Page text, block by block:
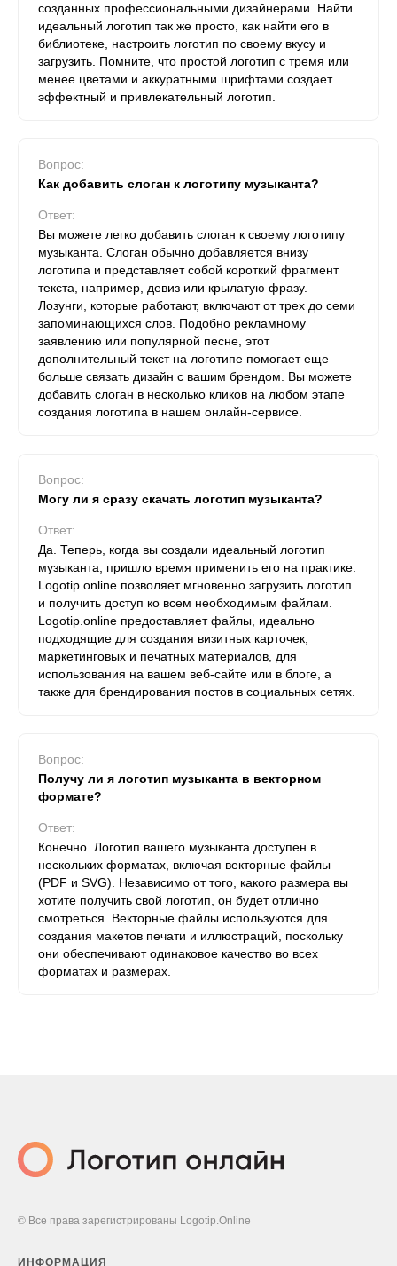
созданных профессиональными дизайнерами. Найти
идеальный логотип так же просто, как найти его в
библиотеке, настроить логотип по своему вкусу и
загрузить. Помните, что простой логотип с тремя или
менее цветами и аккуратными шрифтами создает
эффектный и привлекательный логотип.
Вопрос:
Как добавить слоган к логотипу музыканта?
Ответ:
Вы можете легко добавить слоган к своему логотипу
музыканта. Слоган обычно добавляется внизу
логотипа и представляет собой короткий фрагмент
текста, например, девиз или крылатую фразу.
Лозунги, которые работают, включают от трех до семи
запоминающихся слов. Подобно рекламному
заявлению или популярной песне, этот
дополнительный текст на логотипе помогает еще
больше связать дизайн с вашим брендом. Вы можете
добавить слоган в несколько кликов на любом этапе
создания логотипа в нашем онлайн-сервисе.
Вопрос:
Могу ли я сразу скачать логотип музыканта?
Ответ:
Да. Теперь, когда вы создали идеальный логотип
музыканта, пришло время применить его на практике.
Logotip.online позволяет мгновенно загрузить логотип
и получить доступ ко всем необходимым файлам.
Logotip.online предоставляет файлы, идеально
подходящие для создания визитных карточек,
маркетинговых и печатных материалов, для
использования на вашем веб-сайте или в блоге, а
также для брендирования постов в социальных сетях.
Вопрос:
Получу ли я логотип музыканта в векторном
формате?
Ответ:
Конечно. Логотип вашего музыканта доступен в
нескольких форматах, включая векторные файлы
(PDF и SVG). Независимо от того, какого размера вы
хотите получить свой логотип, он будет отлично
смотреться. Векторные файлы используются для
создания макетов печати и иллюстраций, поскольку
они обеспечивают одинаковое качество во всех
форматах и ​​размерах.
© Все права зарегистрированы Logotip.Online
ИНФОРМАЦИЯ